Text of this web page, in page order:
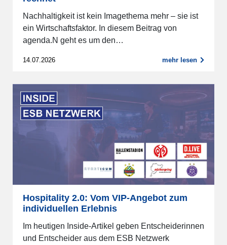
Nachhaltigkeit ist kein Imagethema mehr – sie ist
ein Wirtschaftsfaktor. In diesem Beitrag von
agenda.N geht es um den…
14.07.2026 mehr lesen
Hospitality 2.0: Vom VIP-Angebot zum
individuellen Erlebnis
Im heutigen Inside-Artikel geben Entscheiderinnen
und Entscheider aus dem ESB Netzwerk